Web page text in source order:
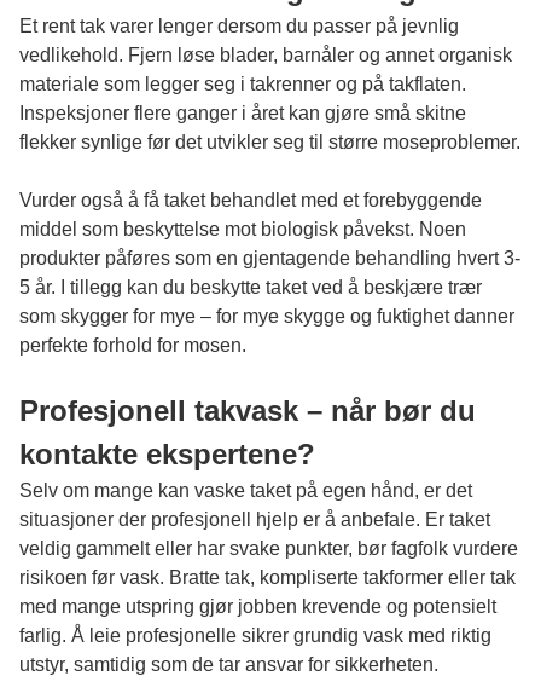
Et rent tak varer lenger dersom du passer på jevnlig
vedlikehold. Fjern løse blader, barnåler og annet organisk
materiale som legger seg i takrenner og på takflaten.
Inspeksjoner flere ganger i året kan gjøre små skitne
flekker synlige før det utvikler seg til større moseproblemer.
Vurder også å få taket behandlet med et forebyggende
middel som beskyttelse mot biologisk påvekst. Noen
produkter påføres som en gjentagende behandling hvert 3-
5 år. I tillegg kan du beskytte taket ved å beskjære trær
som skygger for mye – for mye skygge og fuktighet danner
perfekte forhold for mosen.
Profesjonell takvask – når bør du
kontakte ekspertene?
Selv om mange kan vaske taket på egen hånd, er det
situasjoner der profesjonell hjelp er å anbefale. Er taket
veldig gammelt eller har svake punkter, bør fagfolk vurdere
risikoen før vask. Bratte tak, kompliserte takformer eller tak
med mange utspring gjør jobben krevende og potensielt
farlig. Å leie profesjonelle sikrer grundig vask med riktig
utstyr, samtidig som de tar ansvar for sikkerheten.